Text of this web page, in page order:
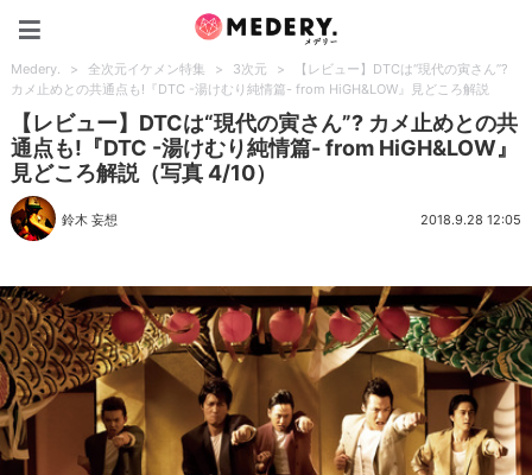
Medery. > 全次元イケメン特集 > 3次元 >
【レビュー】DTCは“現代の寅さん”?
カメ止めとの共通点も!『DTC -湯けむり純情篇- from HiGH&LOW』見どころ解説
【レビュー】DTCは“現代の寅さん”? カメ止めとの共
通点も!『DTC -湯けむり純情篇- from HiGH&LOW』
見どころ解説（写真 4/10）
鈴木 妄想 2018.9.28 12:05